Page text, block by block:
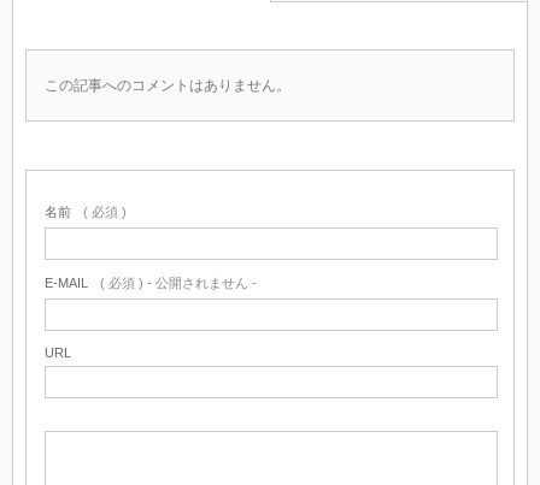
この記事へのコメントはありません。
名前 ( 必須 )
E-MAIL ( 必須 ) - 公開されません -
URL